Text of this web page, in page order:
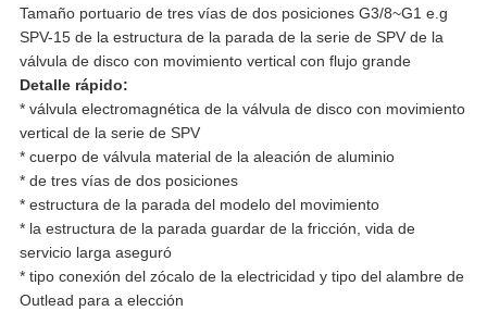
Tamaño portuario de tres vías de dos posiciones G3/8~G1 e.g
SPV-15 de la estructura de la parada de la serie de SPV de la
válvula de disco con movimiento vertical con flujo grande
Detalle rápido:
* válvula electromagnética de la válvula de disco con movimiento
vertical de la serie de SPV
* cuerpo de válvula material de la aleación de aluminio
* de tres vías de dos posiciones
* estructura de la parada del modelo del movimiento
* la estructura de la parada guardar de la fricción, vida de
servicio larga aseguró
* tipo conexión del zócalo de la electricidad y tipo del alambre de
Outlead para a elección